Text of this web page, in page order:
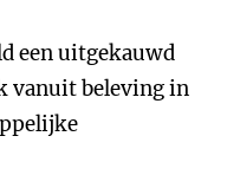
een uitgekauwd
vanuit beleving in